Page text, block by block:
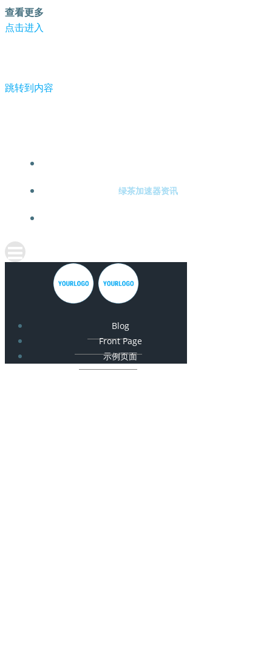
查看更多
点击进入
跳转到内容
绿茶加速器资讯
Blog
Front Page
示例页面